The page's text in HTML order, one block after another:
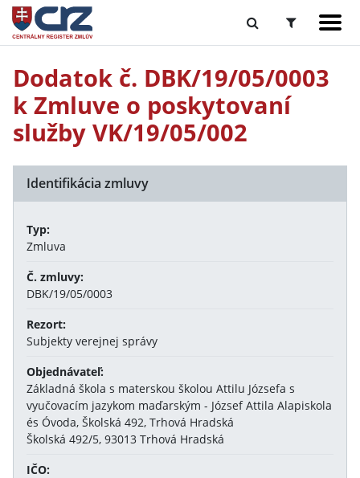
Dodatok č. DBK/19/05/0003
k Zmluve o poskytovaní
služby VK/19/05/002
Identifikácia zmluvy
Typ:
Zmluva
Č. zmluvy:
DBK/19/05/0003
Rezort:
Subjekty verejnej správy
Objednávateľ:
Základná škola s materskou školou Attilu Józsefa s
vyučovacím jazykom maďarským - József Attila Alapiskola
és Óvoda, Školská 492, Trhová Hradská
Školská 492/5, 93013 Trhová Hradská
IČO: